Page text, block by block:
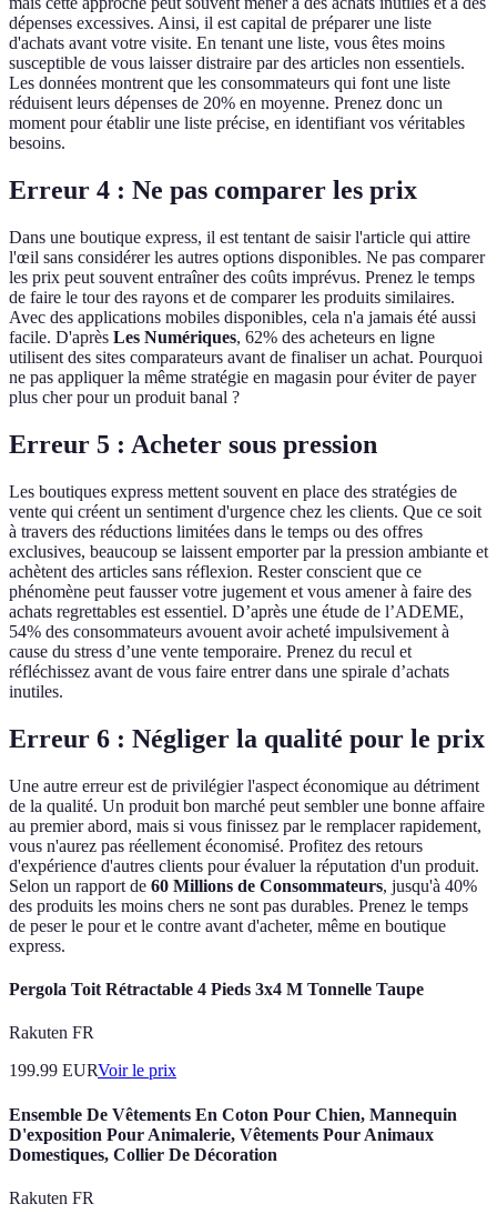
dépenses excessives. Ainsi, il est capital de préparer une liste
d'achats avant votre visite. En tenant une liste, vous êtes moins
susceptible de vous laisser distraire par des articles non essentiels.
Les données montrent que les consommateurs qui font une liste
réduisent leurs dépenses de 20% en moyenne. Prenez donc un
moment pour établir une liste précise, en identifiant vos véritables
besoins.
Erreur 4 : Ne pas comparer les prix
Dans une boutique express, il est tentant de saisir l'article qui attire
l'œil sans considérer les autres options disponibles. Ne pas comparer
les prix peut souvent entraîner des coûts imprévus. Prenez le temps
de faire le tour des rayons et de comparer les produits similaires.
Avec des applications mobiles disponibles, cela n'a jamais été aussi
facile. D'après Les Numériques, 62% des acheteurs en ligne
utilisent des sites comparateurs avant de finaliser un achat. Pourquoi
ne pas appliquer la même stratégie en magasin pour éviter de payer
plus cher pour un produit banal ?
Erreur 5 : Acheter sous pression
Les boutiques express mettent souvent en place des stratégies de
vente qui créent un sentiment d'urgence chez les clients. Que ce soit
à travers des réductions limitées dans le temps ou des offres
exclusives, beaucoup se laissent emporter par la pression ambiante et
achètent des articles sans réflexion. Rester conscient que ce
phénomène peut fausser votre jugement et vous amener à faire des
achats regrettables est essentiel. D’après une étude de l’ADEME,
54% des consommateurs avouent avoir acheté impulsivement à
cause du stress d’une vente temporaire. Prenez du recul et
réfléchissez avant de vous faire entrer dans une spirale d’achats
inutiles.
Erreur 6 : Négliger la qualité pour le prix
Une autre erreur est de privilégier l'aspect économique au détriment
de la qualité. Un produit bon marché peut sembler une bonne affaire
au premier abord, mais si vous finissez par le remplacer rapidement,
vous n'aurez pas réellement économisé. Profitez des retours
d'expérience d'autres clients pour évaluer la réputation d'un produit.
Selon un rapport de 60 Millions de Consommateurs, jusqu'à 40%
des produits les moins chers ne sont pas durables. Prenez le temps
de peser le pour et le contre avant d'acheter, même en boutique
express.
Pergola Toit Rétractable 4 Pieds 3x4 M Tonnelle Taupe
Rakuten FR
199.99 EURVoir le prix
Ensemble De Vêtements En Coton Pour Chien, Mannequin
D'exposition Pour Animalerie, Vêtements Pour Animaux
Domestiques, Collier De Décoration
Rakuten FR